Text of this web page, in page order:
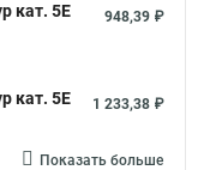
кат. 5Е
948,39 ₽
кат. 5Е
1 233,38 ₽
Показать больше